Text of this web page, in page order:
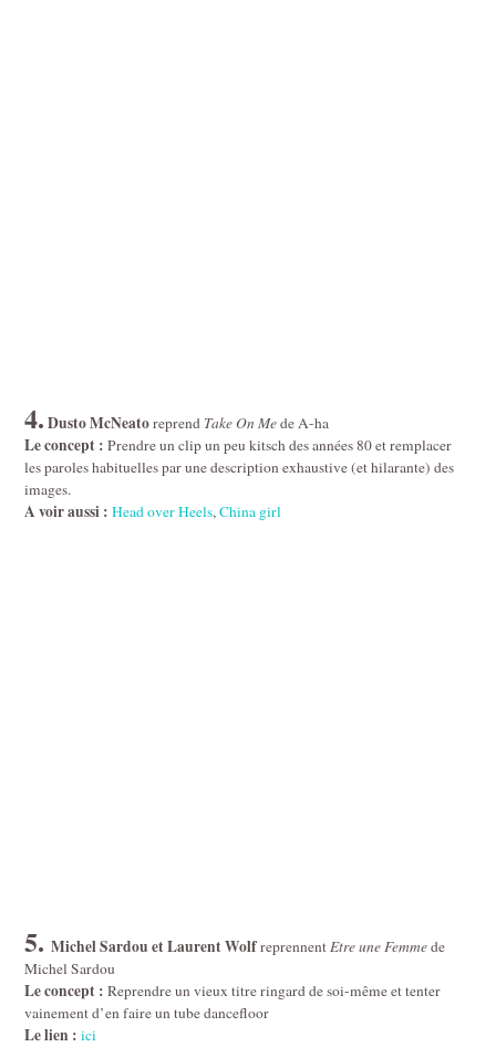
4. Dusto McNeatoreprend Take On Mede A-ha
Le concept : Prendre un clip un peu kitsch des années 80 et remplacer
les paroles habituelles par une description exhaustive (et hilarante) des
images.
A voir aussi : Head over Heels,China girl
5.Michel Sardou et Laurent WolfreprennentEtre une Femmede
Michel Sardou
Le concept :Reprendre un vieux titre ringard de soi-même et tenter
vainement d’en faire un tube dancefloor
Le lien : ici